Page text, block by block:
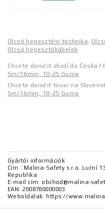
Olcsó hegesztési technika,
Olcsó hegesztőkábelek
Chcete doručit zboží do Česka?
5m/16mm, 10-25 Guma
Chcete doručiť tovar na
5m/16mm, 10-25 Guma
Gyártói információk
Cím : Malina-Safety s.r.o. Luční
Republika
E-mail cím: obchod@malina-
EAN: 2008780000003
Weboldalak: https://